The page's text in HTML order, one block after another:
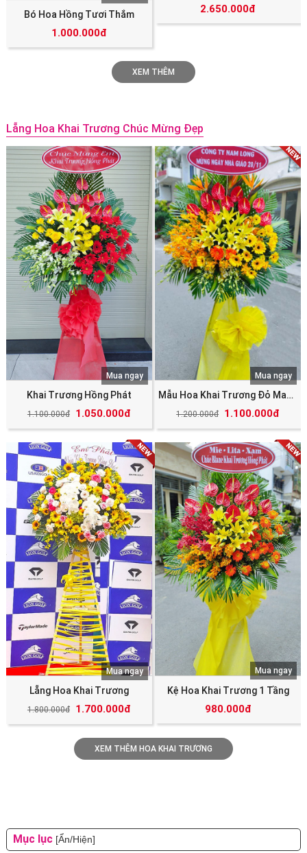
Bó Hoa Hồng Tươi Thắm
1.000.000đ
2.650.000đ
XEM THÊM
Lẵng Hoa Khai Trương Chúc Mừng Đẹp
Khai Trương Hồng Phát
1.100.000đ 1.050.000đ
Mua ngay
Mẫu Hoa Khai Trương Đỏ May Mắn Tài Lộc
1.200.000đ 1.100.000đ
Mua ngay
Lẵng Hoa Khai Trương
1.800.000đ 1.700.000đ
Mua ngay
Kệ Hoa Khai Trương 1 Tầng
980.000đ
Mua ngay
XEM THÊM HOA KHAI TRƯƠNG
Mục lục [Ẩn/Hiện]